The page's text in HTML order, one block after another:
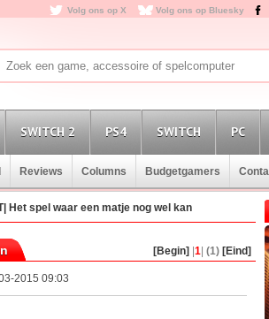
Volg ons op X Volg ons op Bluesky
SWITCH 2 PS4 SWITCH PC
Reviews Columns Budgetgamers
Het spel waar een matje nog wel kan
[Begin] 1 (1) [Eind]
2015 09:03